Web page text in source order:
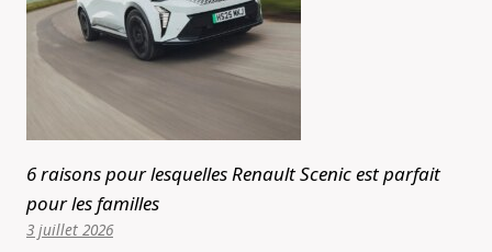
6 raisons pour lesquelles Renault Scenic est parfait
pour les familles
3 juillet 2026